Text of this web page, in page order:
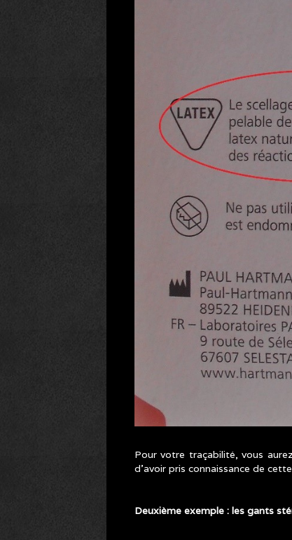
Pour votre traçabilité, vous
d’avoir pris connaissance de
Deuxième exemple : les gants